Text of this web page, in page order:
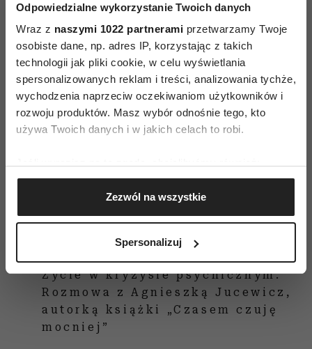
Odpowiedzialne wykorzystanie Twoich danych
Wraz z naszymi 1022 partnerami przetwarzamy Twoje
osobiste dane, np. adres IP, korzystając z takich
technologii jak pliki cookie, w celu wyświetlania
spersonalizowanych reklam i treści, analizowania tychże,
wychodzenia naprzeciw oczekiwaniom użytkowników i
rozwoju produktów. Masz wybór odnośnie tego, kto
używa Twoich danych i w jakich celach to robi.
Gromadzić dane dotyczące Twojej lokalizacji
geograficznej z dokładnością nawet do kilku metrów
Identyfikować Twoje urządzenie, aktywnie
(fingerprinting, czyli wirtualny odcisk palca)
dane są przetwarzane oraz ustaw własne preferencje w
sekcji szczegółów
. W Deklaracji plików cookie możesz
zmienić lub wycofać swoją zgodę w dowolnej chwili.
Zezwól na wszystkie
Spersonalizuj
Czytaj także
Życie w kryzysie psychicznym.
Rozmowa z Agnieszką Jucewicz,
autorką książki „Czasem czuję
mocniej”